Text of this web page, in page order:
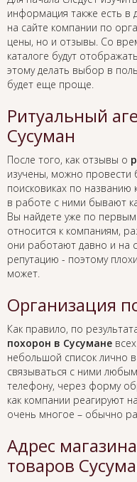
информация также есть в
на сайте компании по
цены, но и отзывы. Со
каталоге будут
этому делать выбор в
будет еще проще.
Ритуальный
Сусуман
После того, как отзывы о
изучены, можно
поисковиках по названию
в работе с ними бывают
Вы найдете уже по
относится к компаниям,
они работают давно и на
репутацию - поэтому
может.
Организация
Как правило, по
похорон в Сусумане
небольшой список лично
связываться с ними
телефону, через форму
как компании реагируют
очень многое – обычно
Адрес
товаров